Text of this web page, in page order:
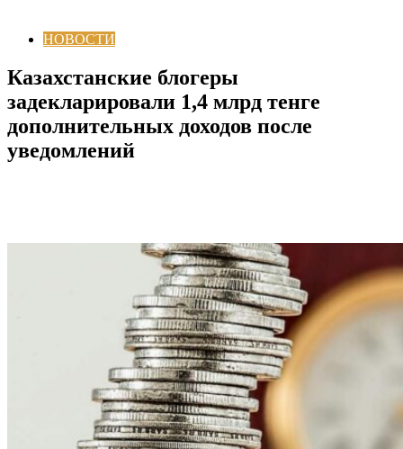
НОВОСТИ
Казахстанские блогеры
задекларировали 1,4 млрд тенге
дополнительных доходов после
уведомлений